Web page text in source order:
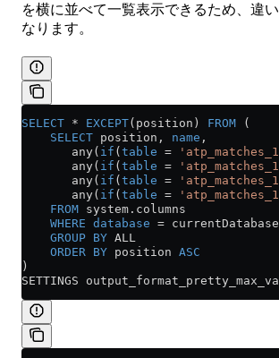
を横に並べて一覧表示できるため、違
なります。
SELECT * EXCEPT(position) FROM (
    SELECT
position, name ,
       any(
if (table =
       any(
if (table =
       any(
if (table =
       any(
if (table =
    FROM
system . columns
    WHERE
database =
    GROUP BY
ALL
    ORDER BY
position ASC
)
SETTINGS